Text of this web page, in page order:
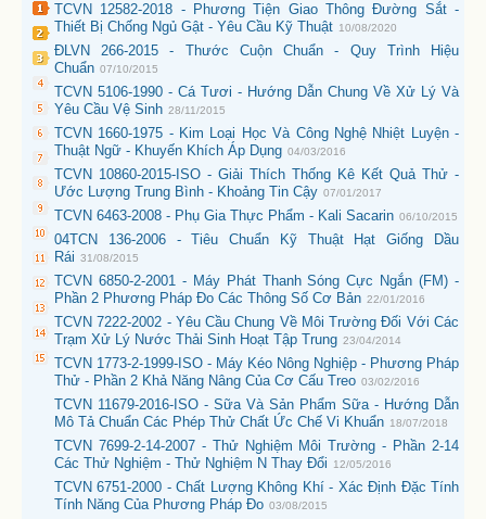
TCVN 12582-2018 - Phương Tiện Giao Thông Đường Sắt -
Thiết Bị Chống Ngủ Gật - Yêu Cầu Kỹ Thuật 10/08/2020
ĐLVN 266-2015 - Thước Cuộn Chuẩn - Quy Trình Hiệu
Chuẩn 07/10/2015
TCVN 5106-1990 - Cá Tươi - Hướng Dẫn Chung Về Xử Lý Và
Yêu Cầu Vệ Sinh 28/11/2015
TCVN 1660-1975 - Kim Loại Học Và Công Nghệ Nhiệt Luyện -
Thuật Ngữ - Khuyến Khích Áp Dụng 04/03/2016
TCVN 10860-2015-ISO - Giải Thích Thống Kê Kết Quả Thử -
Ước Lượng Trung Bình - Khoảng Tin Cậy 07/01/2017
TCVN 6463-2008 - Phụ Gia Thực Phẩm - Kali Sacarin 06/10/2015
04TCN 136-2006 - Tiêu Chuẩn Kỹ Thuật Hạt Giống Dầu
Rái 31/08/2015
TCVN 6850-2-2001 - Máy Phát Thanh Sóng Cực Ngắn (FM) -
Phần 2 Phương Pháp Đo Các Thông Số Cơ Bản 22/01/2016
TCVN 7222-2002 - Yêu Cầu Chung Về Môi Trường Đối Với Các
Trạm Xử Lý Nước Thải Sinh Hoạt Tập Trung 23/04/2014
TCVN 1773-2-1999-ISO - Máy Kéo Nông Nghiệp - Phương Pháp
Thử - Phần 2 Khả Năng Nâng Của Cơ Cấu Treo 03/02/2016
TCVN 11679-2016-ISO - Sữa Và Sản Phẩm Sữa - Hướng Dẫn
Mô Tả Chuẩn Các Phép Thử Chất Ức Chế Vi Khuẩn 18/07/2018
TCVN 7699-2-14-2007 - Thử Nghiệm Môi Trường - Phần 2-14
Các Thử Nghiệm - Thử Nghiệm N Thay Đổi
12/05/2016
TCVN 6751-2000 - Chất Lượng Không Khí - Xác Định Đặc Tính
Tính Năng Của Phương Pháp Đo 03/08/2015